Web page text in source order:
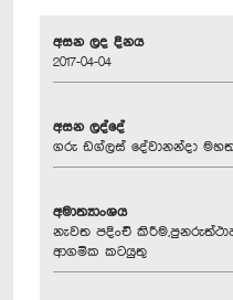
අසන ලද දිනය
2017-04-04
අසන ලද්දේ
ගරු ඩග්ලස් දේවානන්දා
අමාත්‍යාංශය
නැවත පදිංචි
ආගමික කටයුතු